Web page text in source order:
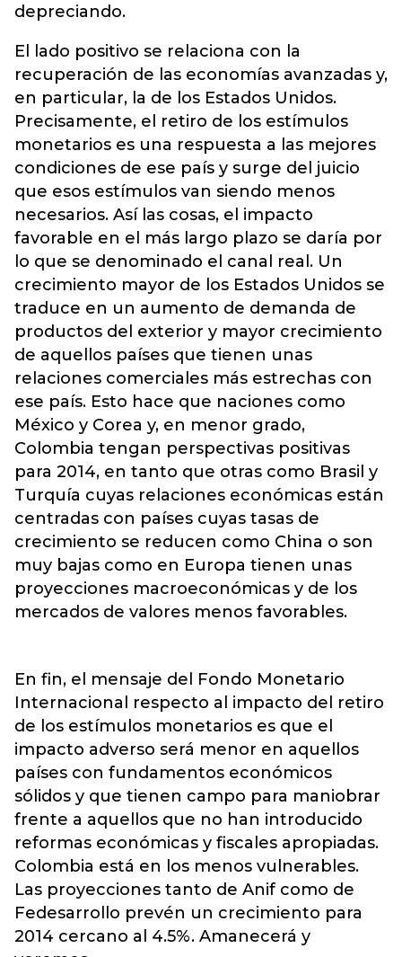
depreciando.
El lado positivo se relaciona con la
recuperación de las economías avanzadas y,
en particular, la de los Estados Unidos.
Precisamente, el retiro de los estímulos
monetarios es una respuesta a las mejores
condiciones de ese país y surge del juicio
que esos estímulos van siendo menos
necesarios. Así las cosas, el impacto
favorable en el más largo plazo se daría por
lo que se denominado el canal real. Un
crecimiento mayor de los Estados Unidos se
traduce en un aumento de demanda de
productos del exterior y mayor crecimiento
de aquellos países que tienen unas
relaciones comerciales más estrechas con
ese país. Esto hace que naciones como
México y Corea y, en menor grado,
Colombia tengan perspectivas positivas
para 2014, en tanto que otras como Brasil y
Turquía cuyas relaciones económicas están
centradas con países cuyas tasas de
crecimiento se reducen como China o son
muy bajas como en Europa tienen unas
proyecciones macroeconómicas y de los
mercados de valores menos favorables.
En fin, el mensaje del Fondo Monetario
Internacional respecto al impacto del retiro
de los estímulos monetarios es que el
impacto adverso será menor en aquellos
países con fundamentos económicos
sólidos y que tienen campo para maniobrar
frente a aquellos que no han introducido
reformas económicas y fiscales apropiadas.
Colombia está en los menos vulnerables.
Las proyecciones tanto de Anif como de
Fedesarrollo prevén un crecimiento para
2014 cercano al 4.5%. Amanecerá y